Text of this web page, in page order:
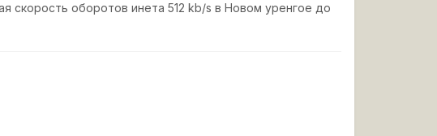
скорость оборотов инета 512 kb/s в Новом уренгое до